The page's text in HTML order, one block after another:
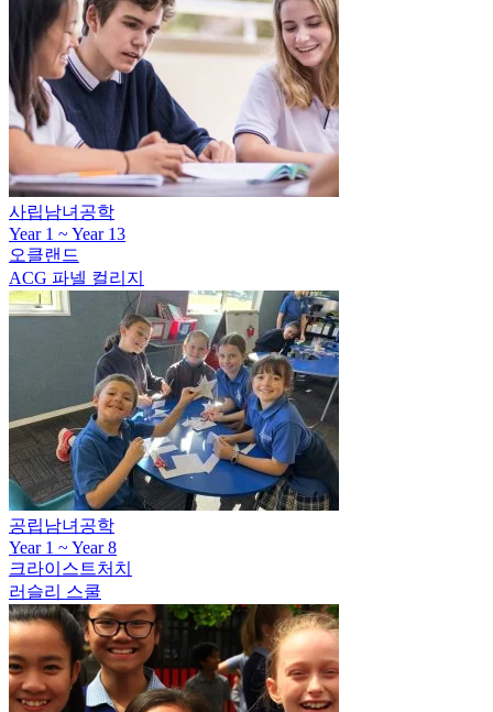
사립남녀공학
Year 1 ~ Year 13
오클랜드
ACG 파넬 컬리지
공립남녀공학
Year 1 ~ Year 8
크라이스트처치
러슬리 스쿨